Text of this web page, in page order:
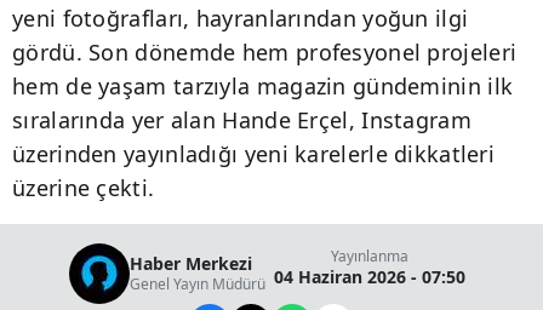
yeni fotoğrafları, hayranlarından yoğun ilgi
gördü. Son dönemde hem profesyonel projeleri
hem de yaşam tarzıyla magazin gündeminin ilk
sıralarında yer alan Hande Erçel, Instagram
üzerinden yayınladığı yeni karelerle dikkatleri
üzerine çekti.
Haber Merkezi
Genel Yayın Müdürü
Yayınlanma
04 Haziran 2026 - 07:50